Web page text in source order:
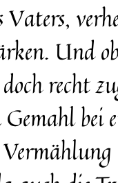
Vaters,
Und
recht
bei